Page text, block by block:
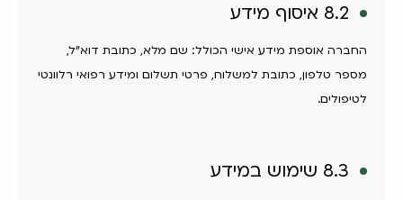
8.2 איסוף מידע
החברה אוספת מידע אישי הכולל: שם מלא, כתובת דוא"ל,
מספר טלפון, כתובת למשלוח, פרטי תשלום ומידע רפואי רלוונטי
לטיפולים.
8.3 שימוש במידע